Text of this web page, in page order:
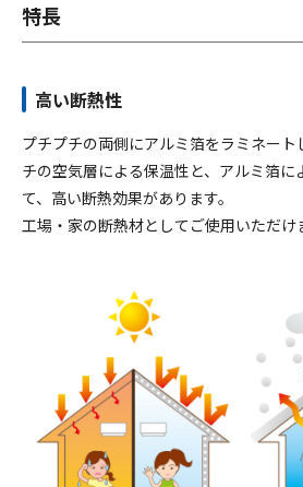
特長
高い断熱性
プチプチの両側にアルミ箔をラミネー
チの空気層による保温性と、アルミ箔に
て、高い断熱効果があります。
工場・家の断熱材としてご使用いただけ